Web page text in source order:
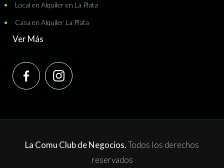
Local en Alquiler en La Plata
Casa en Alquiler La Plata
Ver Más
La Comu Club de Negocios.Todos los derechos
reservados